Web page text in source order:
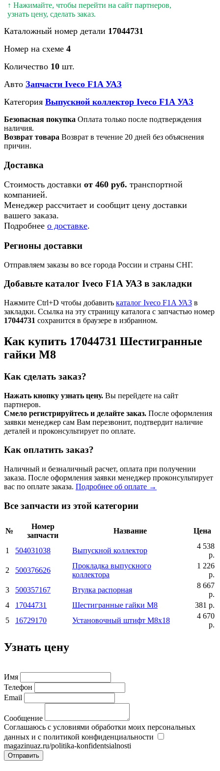
↑ Нажимайте, чтобы перейти на сайт партнеров,
узнать цену, сделать заказ.
Каталожный номер детали 17044731
Номер на схеме 4
Количество 10 шт.
Авто Запчасти Iveco F1A УАЗ
Категория Выпускной коллектор Iveco F1A УАЗ
Безопасная покупка Оплата только после подтверждения
наличия.
Возврат товара Возврат в течение 20 дней без объяснения
причин.
Доставка
Стоимость доставки от 460 руб. транспортной
компанией.
Менеджер рассчитает и сообщит цену доставки
вашего заказа.
Подробнее о доставке.
Регионы доставки
Отправляем заказы во все города России и страны СНГ.
Добавьте каталог Iveco F1A УАЗ в закладки
Нажмите Ctrl+D чтобы добавить каталог Iveco F1A УАЗ в
закладки. Ссылка на эту страницу каталога с запчастью номер
17044731 сохранится в браузере в избранном.
Как купить 17044731 Шестигранные
гайки М8
Как сделать заказ?
Нажать кнопку узнать цену. Вы перейдете на сайт
партнеров.
Смело регистрируйтесь и делайте заказ. После оформления
заявки менеджер сам Вам перезвонит, подтвердит наличие
деталей и проконсультирует по оплате.
Как оплатить заказ?
Наличный и безналичный расчет, оплата при получении
заказа. После оформления заявки менеджер проконсультирует
вас по оплате заказа. Подробнее об оплате →
Все запчасти из этой категории
№
Номер
запчасти
Название Цена
1 504031038 Выпускной коллектор
4 538
р.
2
500376626
Прокладка выпускного
коллектора
1 226
р.
3
500357167 Втулка распорная
8 667
р.
4
17044731 Шестигранные гайки М8
381 р.
5
16729170 Установочный штифт М8х18
4 670
р.
Узнать цену
Имя
Телефон
Email
Сообщение
Соглашаюсь с условиями обработки моих персональных
данных и с политикой конфиденциальности
magazinuaz.ru/politika-konfidentsialnosti
Отправить